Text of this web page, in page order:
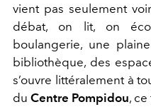
vient pas seulement
débat, on lit, on
boulangerie, une
bibliothèque, des
s’ouvre littéralement à
du Centre Pompidou,